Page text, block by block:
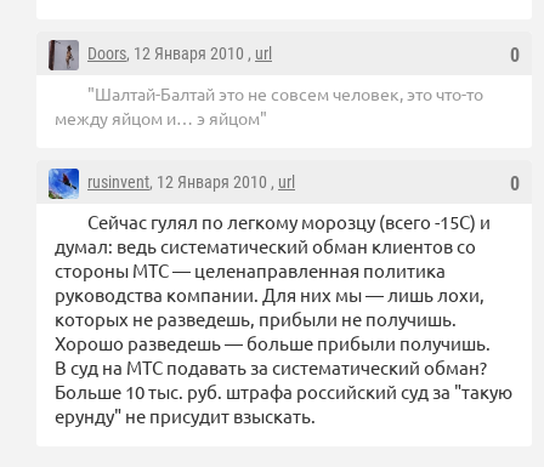
0
Doors, 12 Января 2010 , url
"Шалтай-Балтай это не совсем человек, это что-то
между яйцом и… э яйцом"
0
rusinvent, 12 Января 2010 , url
Сейчас гулял по легкому морозцу (всего -15С) и
думал: ведь систематический обман клиентов со
стороны МТС — целенаправленная политика
руководства компании. Для них мы — лишь лохи,
которых не разведешь, прибыли не получишь.
Хорошо разведешь — больше прибыли получишь.
В суд на МТС подавать за систематический обман?
Больше 10 тыс. руб. штрафа российский суд за "такую
ерунду" не присудит взыскать.